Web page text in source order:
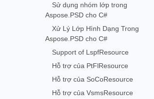
Sử dụng nhóm lớp trong
Aspose.PSD cho C#
Xử Lý Lớp Hình Dạng Trong
Aspose.PSD cho C#
Support of LspfResource
Hỗ trợ của PtFlResource
Hỗ trợ của SoCoResource
Hỗ trợ của VsmsResource